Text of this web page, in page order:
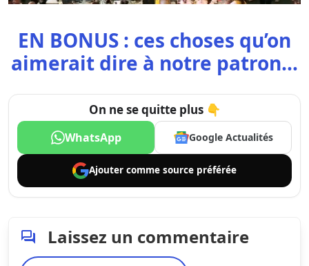
EN BONUS : ces choses qu’on
aimerait dire à notre patron…
On ne se quitte plus 👇
WhatsApp Google Actualités
Ajouter comme source préférée
Laissez un commentaire